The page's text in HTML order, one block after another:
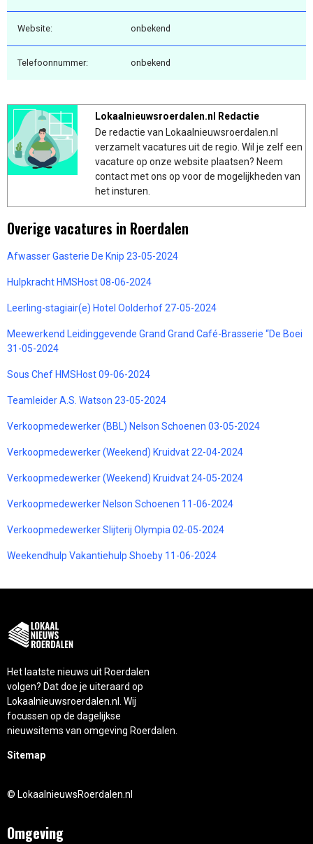
Website: onbekend
Telefoonnummer: onbekend
Lokaalnieuwsroerdalen.nl Redactie
De redactie van Lokaalnieuwsroerdalen.nl
verzamelt vacatures uit de regio. Wil je zelf een
vacature op onze website plaatsen? Neem
contact met ons op voor de mogelijkheden van
het insturen.
Overige vacatures in Roerdalen
Afwasser Gasterie De Knip 23-05-2024
Hulpkracht HMSHost 08-06-2024
Leerling-stagiair(e) Hotel Oolderhof 27-05-2024
Meewerkend Leidinggevende Grand Grand Café-Brasserie “De Boei
31-05-2024
Sous Chef HMSHost 09-06-2024
Teamleider A.S. Watson 23-05-2024
Verkoopmedewerker (BBL) Nelson Schoenen 03-05-2024
Verkoopmedewerker (Weekend) Kruidvat 22-04-2024
Verkoopmedewerker (Weekend) Kruidvat 24-05-2024
Verkoopmedewerker Nelson Schoenen 11-06-2024
Verkoopmedewerker Slijterij Olympia 02-05-2024
Weekendhulp Vakantiehulp Shoeby 11-06-2024
Het laatste nieuws uit Roerdalen
volgen? Dat doe je uiteraard op
Lokaalnieuwsroerdalen.nl. Wij
focussen op de dagelijkse
nieuwsitems van omgeving Roerdalen.
Sitemap
© LokaalnieuwsRoerdalen.nl
Omgeving